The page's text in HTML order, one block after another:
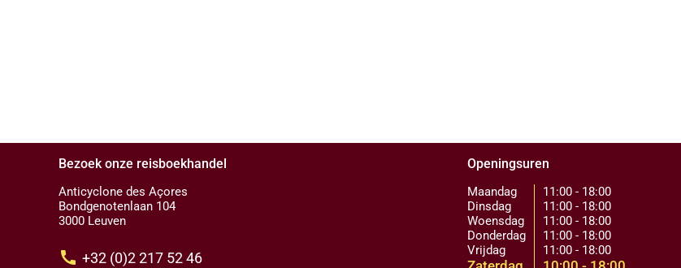
Bezoek onze reisboekhandel
Anticyclone des Açores
Bondgenotenlaan 104
3000 Leuven
call +32 (0)2 217 52 46
Openingsuren
Maandag
Dinsdag
Woensdag
Donderdag
Vrijdag
11:00 - 18:00
11:00 - 18:00
11:00 - 18:00
11:00 - 18:00
11:00 - 18:00